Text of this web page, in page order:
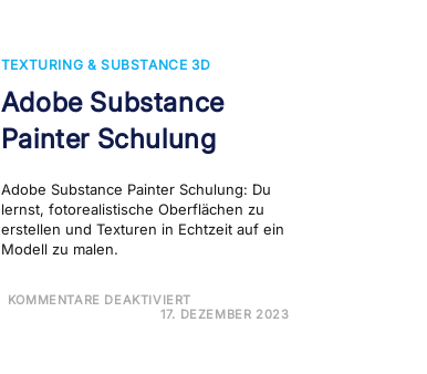
TEXTURING & SUBSTANCE 3D
Adobe Substance
Painter Schulung
Adobe Substance Painter Schulung: Du
lernst, fotorealistische Oberflächen zu
erstellen und Texturen in Echtzeit auf ein
Modell zu malen.
KOMMENTARE DEAKTIVIERTFÜR
ADOBE
17. DEZEMBER 2023